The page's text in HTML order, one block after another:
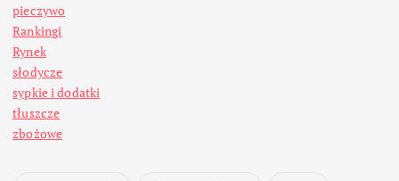
pieczywo
Rankingi
Rynek
słodycze
sypkie i dodatki
tłuszcze
zbożowe